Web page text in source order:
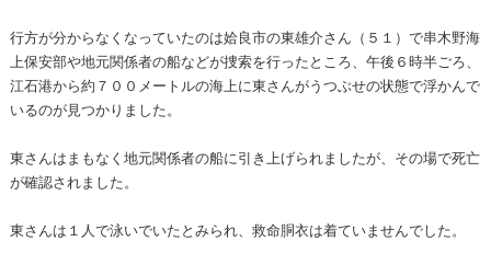
行方が分からなくなっていたのは姶良市の東雄介さん（５１）で串木野海
上保安部や地元関係者の船などが捜索を行ったところ、午後６時半ごろ、
江石港から約７００メートルの海上に東さんがうつぶせの状態で浮かんで
いるのが見つかりました。
東さんはまもなく地元関係者の船に引き上げられましたが、その場で死亡
が確認されました。
東さんは１人で泳いでいたとみられ、救命胴衣は着ていませんでした。